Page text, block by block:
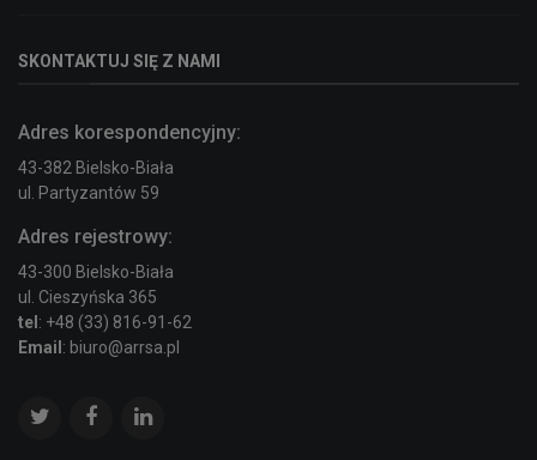
SKONTAKTUJ SIĘ Z NAMI
Adres korespondencyjny:
43-382 Bielsko-Biała
ul. Partyzantów 59
Adres rejestrowy:
43-300 Bielsko-Biała
ul. Cieszyńska 365
tel : +48 (33) 816-91-62
Email : biuro@arrsa.pl